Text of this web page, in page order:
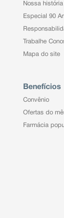
Nossa história
Especial 90
Trabalhe
Mapa do site
Benefícios
Convênio
Ofertas do
Farmácia